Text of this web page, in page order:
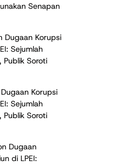
Senapan
Dugaan Korupsi
Sejumlah
Publik Soroti
Dugaan Korupsi
Sejumlah
Publik Soroti
Dugaan
di LPEI: